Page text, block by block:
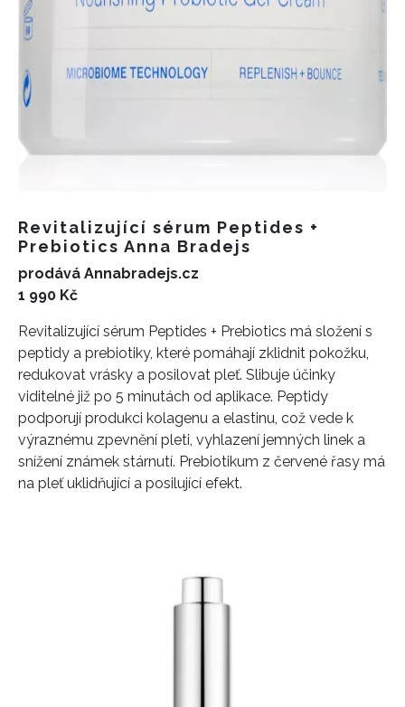
Revitalizující sérum Peptides +
Prebiotics Anna Bradejs
prodává Annabradejs.cz
1 990 Kč
Revitalizující sérum Peptides + Prebiotics má složení s
peptidy a prebiotiky, které pomáhají zklidnit pokožku,
redukovat vrásky a posilovat pleť. Slibuje účinky
viditelné již po 5 minutách od aplikace. Peptidy
podporují produkci kolagenu a elastinu, což vede k
výraznému zpevnění pleti, vyhlazení jemných linek a
snížení známek stárnutí. Prebiotikum z červené řasy má
na pleť uklidňující a posilující efekt.